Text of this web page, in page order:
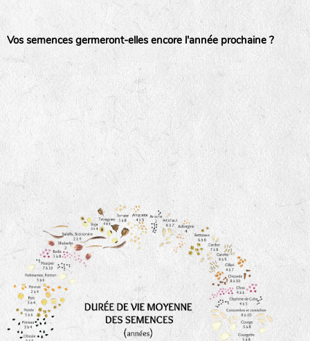
Vos semences germeront-elles encore l'année prochaine ?
tas de compost
animaux domestiques
animaux sauvages
biodiversité cultivée